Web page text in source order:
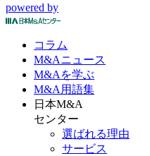
powered by
コラム
M&Aニュース
M&Aを学ぶ
M&A 用語集
日本M&A
センター
選ばれる理由
サービス